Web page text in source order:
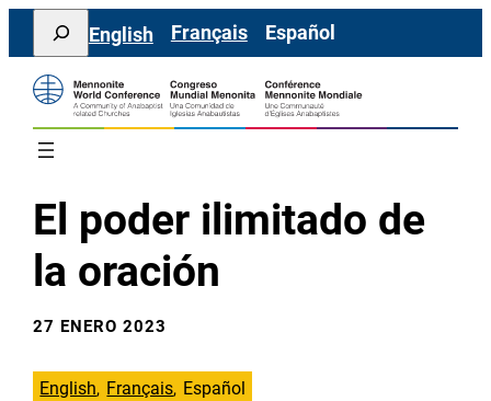
Saltar
contenido
Search
English Français Español
El poder ilimitado de
la oración
27 ENERO 2023
English Français Español